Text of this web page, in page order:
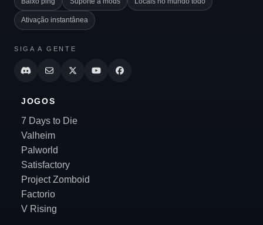
Ativação instantânea
SIGA A GENTE
JOGOS
7 Days to Die
Valheim
Palworld
Satisfactory
Project Zomboid
Factorio
V Rising